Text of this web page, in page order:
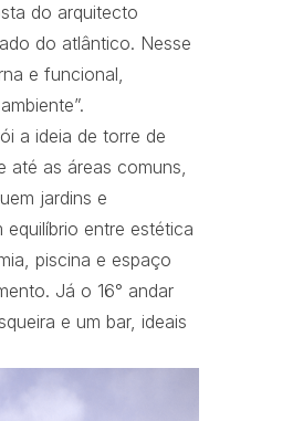
do arquitecto
do atlântico. Nesse
e funcional,
a ideia de torre de
até as áreas comuns,
jardins e
entre estética
piscina e espaço
Já o 16° andar
e um bar, ideais